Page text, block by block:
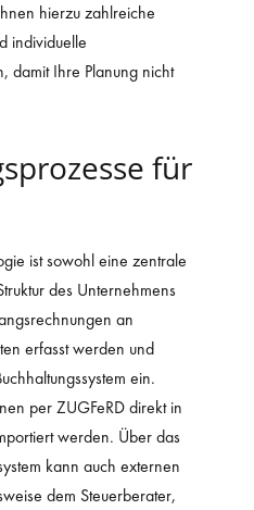
hierzu zahlreiche
individuelle
damit Ihre Planung nicht
für
ist sowohl eine zentrale
des Unternehmens
an
erfasst werden und
ein.
per ZUGFeRD direkt in
werden. Über das
kann auch externen
dem Steuerberater,